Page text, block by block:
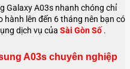
Galaxy A03s nhanh chóng chỉ
lên đến 6 tháng nên bạn có
dịch vụ của Sài Gòn Số .
A03s chuyên nghiệp